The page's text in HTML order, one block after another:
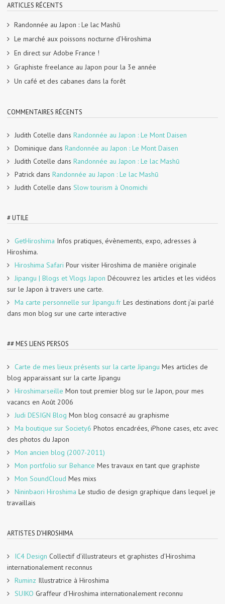
ARTICLES RÉCENTS
Randonnée au Japon : Le lac Mashū
Le marché aux poissons nocturne d’Hiroshima
En direct sur Adobe France !
Graphiste freelance au Japon pour la 3e année
Un café et des cabanes dans la forêt
COMMENTAIRES RÉCENTS
Judith Cotelle dans Randonnée au Japon : Le Mont Daisen
Dominique dans Randonnée au Japon : Le Mont Daisen
Judith Cotelle dans Randonnée au Japon : Le lac Mashū
Patrick dans Randonnée au Japon : Le lac Mashū
Judith Cotelle dans Slow tourism à Onomichi
# UTILE
GetHiroshima Infos pratiques, évènements, expo, adresses à
Hiroshima.
Hiroshima Safari Pour visiter Hiroshima de manière originale
Jipangu | Blogs et Vlogs Japon Découvrez les articles et les vidéos
sur le Japon à travers une carte.
Ma carte personnelle sur Jipangu.fr Les destinations dont j’ai parlé
dans mon blog sur une carte interactive
## MES LIENS PERSOS
Carte de mes lieux présents sur la carte Jipangu Mes articles de
blog apparaissant sur la carte Jipangu
Hiroshimarseille Mon tout premier blog sur le Japon, pour mes
vacancs en Août 2006
Judi DESIGN Blog Mon blog consacré au graphisme
Ma boutique sur Society6 Photos encadrées, iPhone cases, etc avec
des photos du Japon
Mon ancien blog (2007-2011)
Mon portfolio sur Behance Mes travaux en tant que graphiste
Mon SoundCloud Mes mixs
Nininbaori Hiroshima Le studio de design graphique dans lequel je
travaillais
ARTISTES D'HIROSHIMA
IC4 Design Collectif d’illustrateurs et graphistes d’Hiroshima
internationalement reconnus
Ruminz Illustratrice à Hiroshima
SUIKO Graffeur d’Hiroshima internationalement reconnu